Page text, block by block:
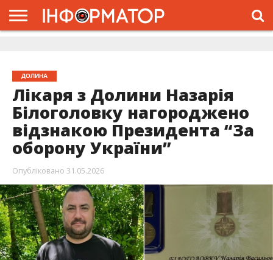
ДОЛИНА
Лікаря з Долини Назарія
Білоголовку нагороджено
відзнакою Президента “За
оборону України”
Опубліковано 31.05.2026